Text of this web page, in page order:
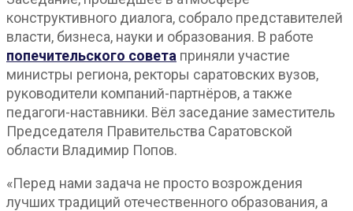
конструктивного диалога, собрало представителей
власти, бизнеса, науки и образования. В работе
попечительского совета приняли участие
министры региона, ректоры саратовских вузов,
руководители компаний-партнёров, а также
педагоги-наставники. Вёл заседание заместитель
Председателя Правительства Саратовской
области Владимир Попов.
«Перед нами задача не просто возрождения
лучших традиций отечественного образования, а